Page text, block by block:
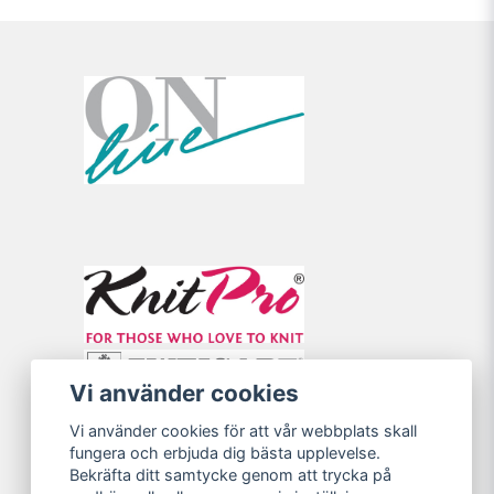
Vi använder cookies
Vi använder cookies för att vår webbplats skall
fungera och erbjuda dig bästa upplevelse.
Bekräfta ditt samtycke genom att trycka på